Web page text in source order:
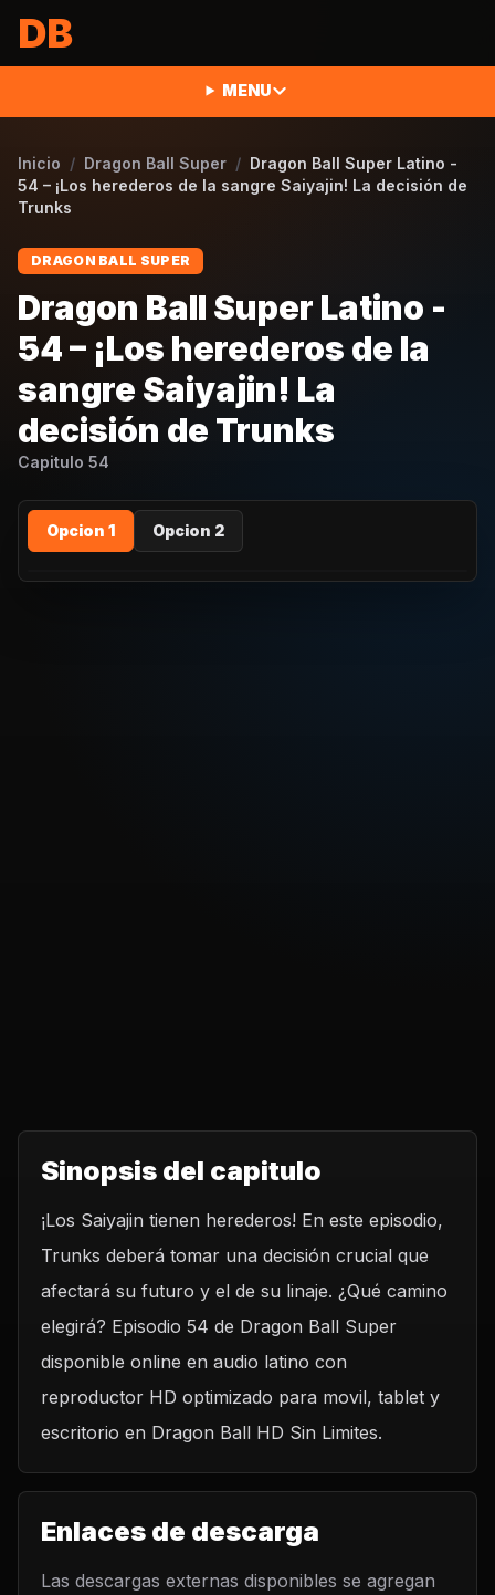
DB
MENU
Inicio / Dragon Ball Super / Dragon Ball Super Latino -
54 – ¡Los herederos de la sangre Saiyajin! La decisión de
Trunks
DRAGON BALL SUPER
Dragon Ball Super Latino -
54 – ¡Los herederos de la
sangre Saiyajin! La
decisión de Trunks
Capitulo 54
Opcion 1 Opcion 2
Sinopsis del capitulo
¡Los Saiyajin tienen herederos! En este episodio,
Trunks deberá tomar una decisión crucial que
afectará su futuro y el de su linaje. ¿Qué camino
elegirá? Episodio 54 de Dragon Ball Super
disponible online en audio latino con
reproductor HD optimizado para movil, tablet y
escritorio en Dragon Ball HD Sin Limites.
Enlaces de descarga
Las descargas externas disponibles se agregan